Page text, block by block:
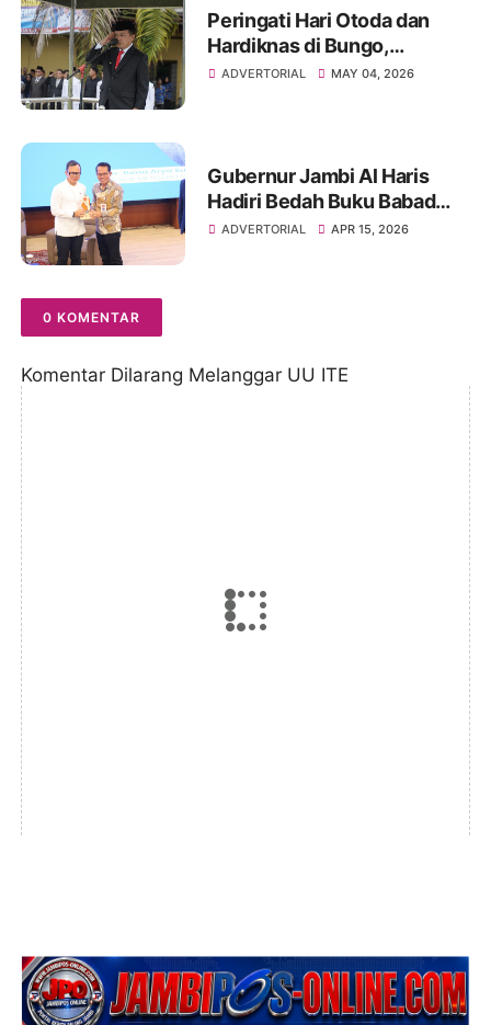
Peringati Hari Otoda dan
Hardiknas di Bungo,
Gubernur Jambi Al Haris
ADVERTORIAL MAY 04, 2026
Gubernur Jambi Al Haris
Hadiri Bedah Buku Babad
Alas, Karya Autobiografi-
ADVERTORIAL APR 15, 2026
0 KOMENTAR
Komentar Dilarang Melanggar UU ITE